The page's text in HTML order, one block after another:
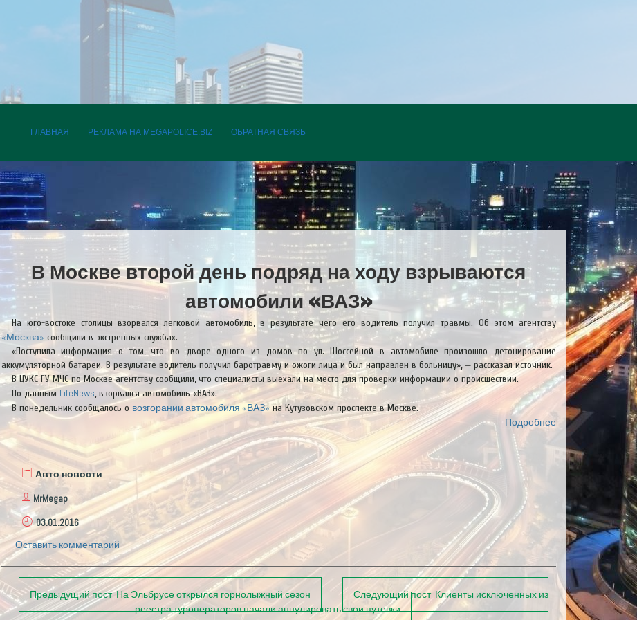
ГЛАВНАЯ РЕКЛАМА НА MEGAPOLICE.BIZ ОБРАТНАЯ СВЯЗЬ
В Москве второй день подряд на ходу взрываются
автомобили «ВАЗ»
На юго-востоке столицы взорвался легковой автомобиль, в результате чего его водитель получил травмы. Об этом агентству
«Москва» сообщили в экстренных службах.
«Поступила информация о том, что во дворе одного из домов по ул. Шоссейной в автомобиле произошло детонирование
аккумуляторной батареи. В результате водитель получил баротравму и ожоги лица и был направлен в больницу», — рассказал источник.
В ЦУКС ГУ МЧС по Москве агентству сообщили, что специалисты выехали на место для проверки информации о происшествии.
По данным LifeNews, взорвался автомобиль «ВАЗ».
В понедельник сообщалось о возгорании автомобиля «ВАЗ»на Кутузовском проспекте в Москве.
Подробнее
Авто новости
MrMegap
03.01.2016
Оставить комментарий
П Предыдущий пост:На Эльбрусе открылся горнолыжный сезон Следующий пост: Клиенты исключенных из
реестра туроператоров начали аннулировать свои путевки